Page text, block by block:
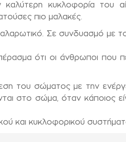
κυκλοφορία του
πιο μαλακές.
Σε συνδυασμό με
ότι οι άνθρωποι που
του σώματος με την
στο σώμα, όταν κάποιος
και κυκλοφορικού